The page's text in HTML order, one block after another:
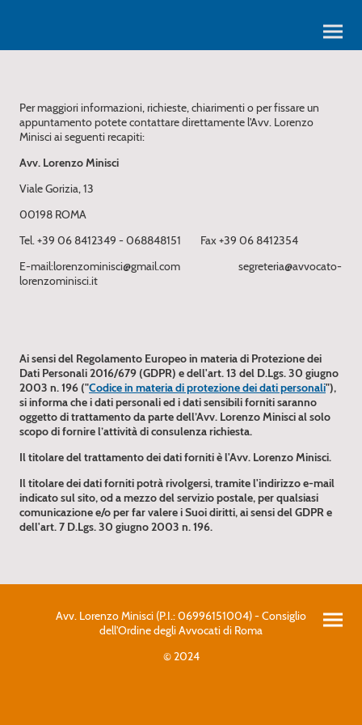
Per maggiori informazioni, richieste, chiarimenti o per fissare un
appuntamento potete contattare direttamente l'Avv. Lorenzo
Minisci ai seguenti recapiti:
Avv. Lorenzo Minisci
Viale Gorizia, 13
00198 ROMA
Tel. +39 06 8412349 - 068848151 Fax +39 06 8412354
E-mail:lorenzominisci@gmail.com segreteria@avvocato-
lorenzominisci.it
Ai sensi del Regolamento Europeo in materia di Protezione dei
Dati Personali 2016/679 (GDPR) e dell'art. 13 del D.Lgs. 30 giugno
2003 n. 196 ("Codice in materia di protezione dei dati personali"),
si informa che i dati per­sonali ed i dati sensibili forniti saranno
oggetto di trattamento da parte dell’Avv. Lorenzo Minisci al solo
scopo di fornire l’attività di consulenza richiesta.
Il titolare del trattamento dei dati forniti è l'Avv. Lorenzo Minisci .
Il titolare dei dati forniti potrà rivolgersi, tramite l'indirizzo e-mail
indicato sul sito, od a mezzo del servizio postale, per qualsiasi
comunicazione e/o per far valere i Suoi diritti, ai sensi del GDPR e
dell'art. 7 D.Lgs. 30 giugno 2003 n. 196 .
Avv. Lorenzo Minisci (P.I.: 06996151004) - Consiglio
dell'Ordine degli Avvocati di Roma
© 2024